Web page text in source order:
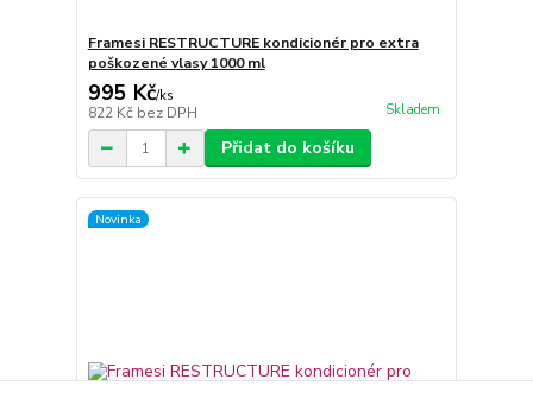
Framesi RESTRUCTURE kondicionér pro extra
poškozené vlasy 1000 ml
995 Kč/ks
822 Kč bez DPH Skladem
Přidat do košíku
Novinka